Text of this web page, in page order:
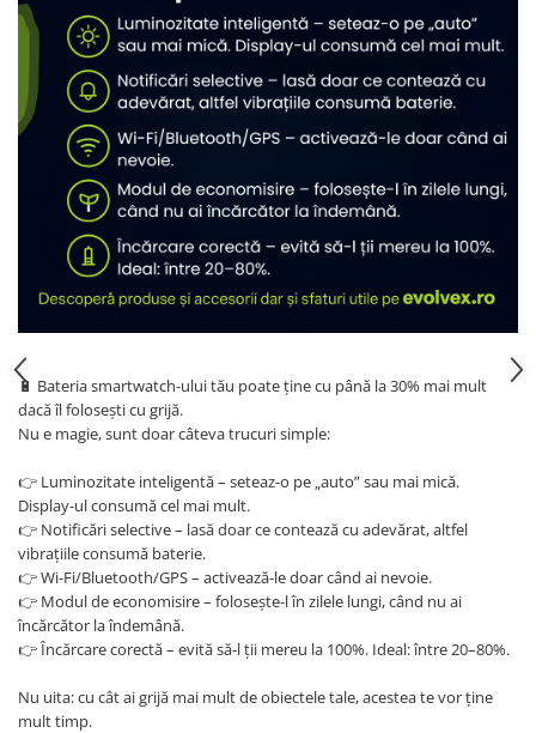
🔋 Bateria smartwatch-ului tău poate ține cu până la 30% mai mult
dacă îl folosești cu grijă.
Nu e magie, sunt doar câteva trucuri simple:
👉 Luminozitate inteligentă – seteaz-o pe „auto” sau mai mică.
Display-ul consumă cel mai mult.
👉 Notificări selective – lasă doar ce contează cu adevărat, altfel
vibrațiile consumă baterie.
👉 Wi-Fi/Bluetooth/GPS – activează-le doar când ai nevoie.
👉 Modul de economisire – folosește-l în zilele lungi, când nu ai
încărcător la îndemână.
👉 Încărcare corectă – evită să-l ții mereu la 100%. Ideal: între 20–80%.
Nu uita: cu cât ai grijă mai mult de obiectele tale, acestea te vor ține
mult timp.